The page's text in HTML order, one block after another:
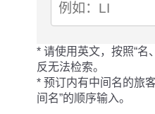
请使用英文，按照“名
反无法检索。
预订内有中间名的旅
间名”的顺序输入。